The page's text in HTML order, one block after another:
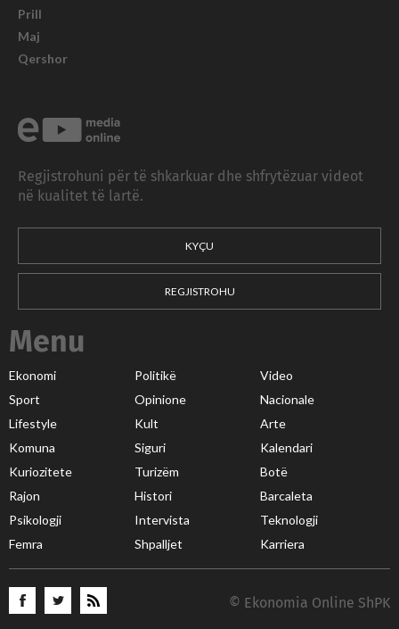
Prill
Maj
Qershor
Regjistrohuni për të shkarkuar dhe shfrytëzuar videot
në kualitet të lartë.
KYÇU
REGJISTROHU
Menu
Ekonomi Politikë
Video
Sport
Opinione
Nacionale
Lifestyle
Kult
Arte
Komuna
Siguri
Kalendari
Kuriozitete
Turizëm
Botë
Rajon
Histori
Barcaleta
Psikologji
Intervista
Teknologji
Femra
Shpalljet Karriera
© Ekonomia Online ShPK